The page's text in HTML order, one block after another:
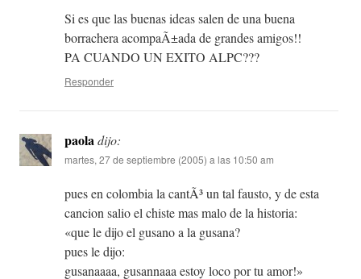
Si es que las buenas ideas salen de una buena
borrachera acompaÃ±ada de grandes amigos!!
PA CUANDO UN EXITO ALPC???
Responder
paoladijo:
martes, 27 de septiembre (2005) a las 10:50 am
pues en colombia la cantÃ³ un tal fausto, y de esta
cancion salio el chiste mas malo de la historia:
«que le dijo el gusano a la gusana?
pues le dijo:
gusanaaaa, gusannaaa estoy loco por tu amor!»